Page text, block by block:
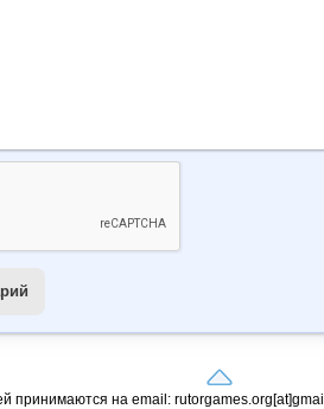
принимаются на email: